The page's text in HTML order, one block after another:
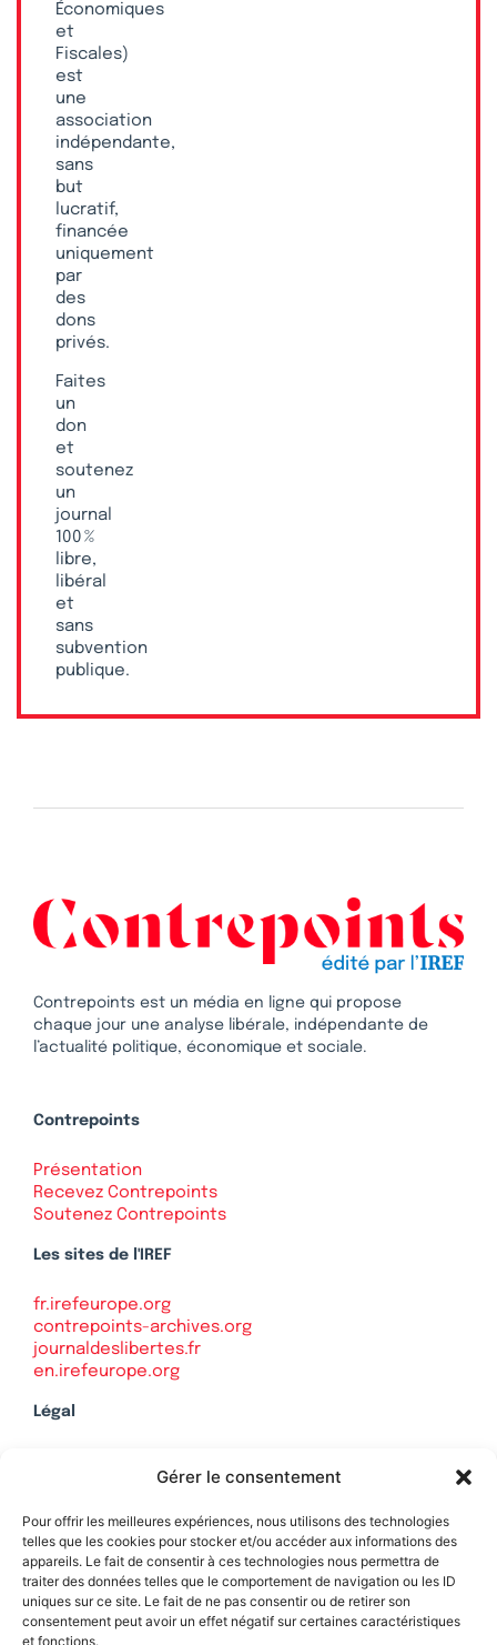
Gérer le consentement
Pour offrir les meilleures expériences, nous utilisons des technologies
telles que les cookies pour stocker et/ou accéder aux informations des
appareils. Le fait de consentir à ces technologies nous permettra de
traiter des données telles que le comportement de navigation ou les ID
uniques sur ce site. Le fait de ne pas consentir ou de retirer son
consentement peut avoir un effet négatif sur certaines caractéristiques
et fonctions.
Économiques
et
Fiscales)
est
une
association
indépendante,
sans
but
lucratif,
financée
uniquement
par
des
dons
privés.
Faites
un
don
et
soutenez
un
journal
100 %
libre,
libéral
et
sans
subvention
publique.
Contrepoints est un média en ligne qui propose
chaque jour une analyse libérale, indépendante de
l’actualité politique, économique et sociale.
Contrepoints
Présentation
Recevez Contrepoints
Soutenez Contrepoints
Les sites de l'IREF
fr.irefeurope.org
contrepoints-archives.org
journaldeslibertes.fr
en.irefeurope.org
Légal
Politique de confidentialité
Soutenez Contrepoints